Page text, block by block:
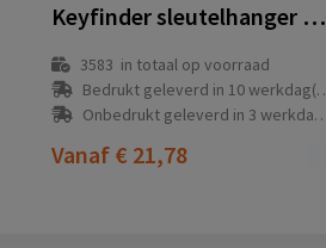
Keyfinder sleutelhanger met wereldwijd lokaliseren en USB C
3583 in totaal op voorraad
Bedrukt geleverd in 10 werkdag(en)
Onbedrukt geleverd in 3 werkdag(en)
Vanaf € 21,78